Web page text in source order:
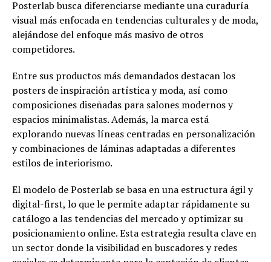
Posterlab busca diferenciarse mediante una curaduría
visual más enfocada en tendencias culturales y de moda,
alejándose del enfoque más masivo de otros
competidores.
Entre sus productos más demandados destacan los
posters de inspiración artística y moda, así como
composiciones diseñadas para salones modernos y
espacios minimalistas. Además, la marca está
explorando nuevas líneas centradas en personalización
y combinaciones de láminas adaptadas a diferentes
estilos de interiorismo.
El modelo de Posterlab se basa en una estructura ágil y
digital-first, lo que le permite adaptar rápidamente su
catálogo a las tendencias del mercado y optimizar su
posicionamiento online. Esta estrategia resulta clave en
un sector donde la visibilidad en buscadores y redes